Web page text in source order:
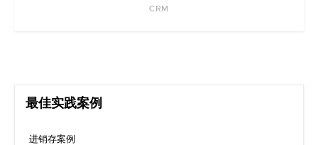
CRM
最佳实践案例
进销存案例